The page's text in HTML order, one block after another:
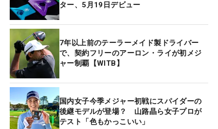
ター、5月19日デビュー
7年以上前のテーラーメイド製ドライバー
で、契約フリーのアーロン・ライが初メジ
ャー制覇【WITB】
国内女子今季メジャー初戦にスパイダーの
後継モデルが登場？ 山路晶ら女子プロが
テスト「色もかっこいい」